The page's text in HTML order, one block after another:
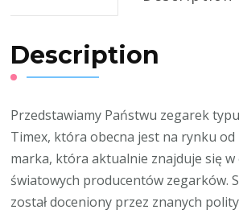
Description
Przedstawiamy Państwu zegarek
Timex, która obecna jest na rynku od
marka, która aktualnie znajduje się w
światowych producentów zegarków.
został doceniony przez znanych